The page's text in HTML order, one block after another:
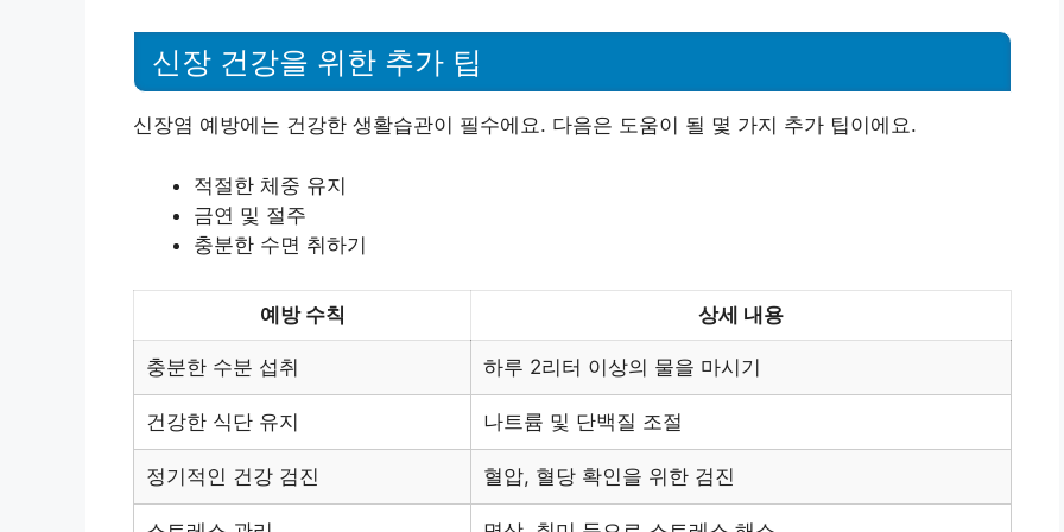
신장 건강을 위한 추가 팁
신장염 예방에는 건강한 생활습관이 필수에요. 다음은 도움이 될 몇 가지 추가 팁이에요.
적절한 체중 유지
금연 및 절주
충분한 수면 취하기
예방 수칙 상세 내용
충분한 수분 섭취 하루 2리터 이상의 물을 마시기
건강한 식단 유지 나트륨 및 단백질 조절
정기적인 건강 검진 혈압, 혈당 확인을 위한 검진